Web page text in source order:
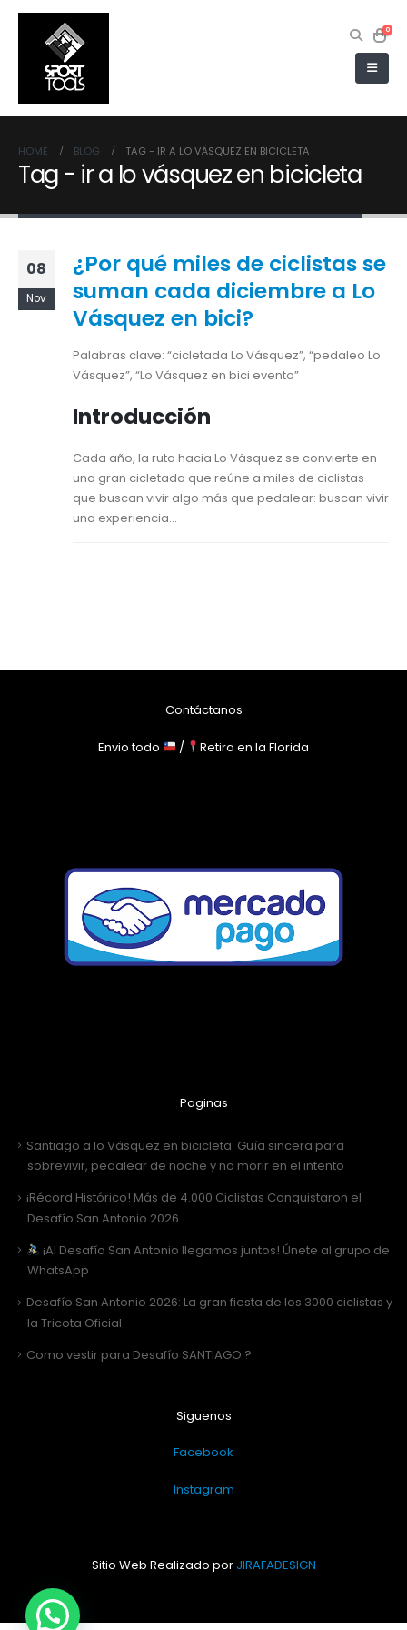
0
HOME BLOG TAG - IR A LO VÁSQUEZ EN BICICLETA
Tag - ir a lo vásquez en bicicleta
08
Nov
¿Por qué miles de ciclistas se
suman cada diciembre a Lo
Vásquez en bici?
Palabras clave: “cicletada Lo Vásquez”, “pedaleo Lo
Vásquez”, “Lo Vásquez en bici evento”
Introducción
Cada año, la ruta hacia Lo Vásquez se convierte en
una gran cicletada que reúne a miles de ciclistas
que buscan vivir algo más que pedalear: buscan vivir
una experiencia...
Contáctanos
Envio todo / Retira en la Florida
Paginas
Santiago a lo Vásquez en bicicleta: Guía sincera para
sobrevivir, pedalear de noche y no morir en el intento
¡Récord Histórico! Más de 4.000 Ciclistas Conquistaron el
Desafío San Antonio 2026
¡Al Desafío San Antonio llegamos juntos! Únete al grupo de
WhatsApp
Desafío San Antonio 2026: La gran fiesta de los 3000 ciclistas y
la Tricota Oficial
Como vestir para Desafío SANTIAGO ?
Siguenos
Facebook
Instagram
Sitio Web Realizado por JIRAFADESIGN